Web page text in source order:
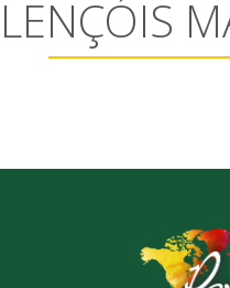
LENÇÓIS